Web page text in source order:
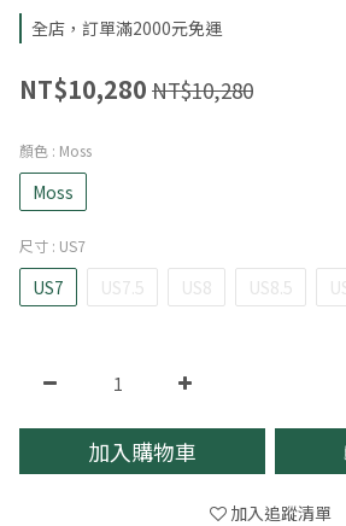
全店，訂單滿2000元免運
NT$10,280 NT$10,280
顏色 : Moss
Moss
尺寸 : US7
US7 US7.5 US8 US8.5
加入購物車
加入追蹤清單